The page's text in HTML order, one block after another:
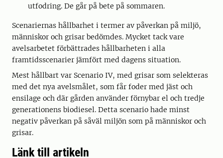
utfodring. De går på bete på sommaren.
Scenariernas hållbarhet i termer av påverkan på miljö,
människor och grisar bedömdes. Mycket tack vare
avelsarbetet förbättrades hållbarheten i alla
framtidsscenarier jämfört med dagens situation.
Mest hållbart var Scenario IV, med grisar som selekteras
med det nya avelsmålet, som får foder med jäst och
ensilage och där gården använder förnybar el och tredje
generationens biodiesel. Detta scenario hade minst
negativ påverkan på såväl miljön som på människor och
grisar.
Länk till artikeln